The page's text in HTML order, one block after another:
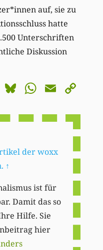
auf, sie zu
hatte
Unterschriften
Diskussion
Facebook
BlueskyEmail
der woxx
↑
ist für
Damit das so
Hilfe. Sie
hier